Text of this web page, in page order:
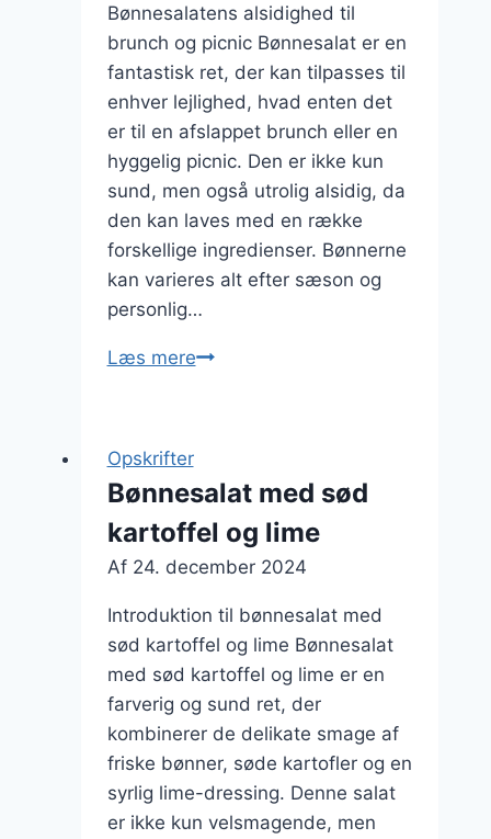
Bønnesalatens alsidighed til
brunch og picnic Bønnesalat er en
fantastisk ret, der kan tilpasses til
enhver lejlighed, hvad enten det
er til en afslappet brunch eller en
hyggelig picnic. Den er ikke kun
sund, men også utrolig alsidig, da
den kan laves med en række
forskellige ingredienser. Bønnerne
kan varieres alt efter sæson og
personlig…
Læs mereBønnesalat
Opskrifter
Bønnesalat med sød
kartoffel og lime
Af 24. december 2024
Introduktion til bønnesalat med
sød kartoffel og lime Bønnesalat
med sød kartoffel og lime er en
farverig og sund ret, der
kombinerer de delikate smage af
friske bønner, søde kartofler og en
syrlig lime-dressing. Denne salat
er ikke kun velsmagende, men